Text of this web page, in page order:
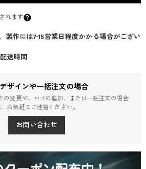
れます
製作には7-15営業日程度かかる場合がござい
送時間
ザインや一括注文の場合
の変更や、ロゴの追加、または一括注文の場合
、お気軽にご連絡ください。
お問い合わせ